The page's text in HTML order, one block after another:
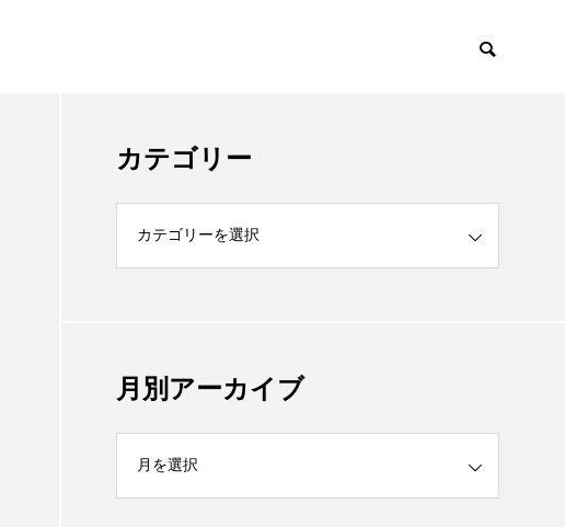
カテゴリー
月別アーカイブ